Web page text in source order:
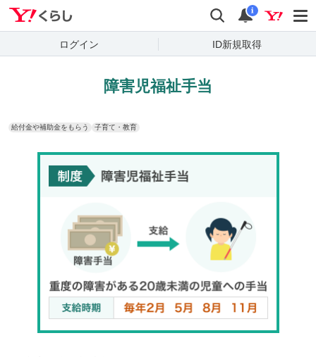
検索 通知
i
ログイン ID新規取得
障害児福祉手当
給付金や補助金をもらう 子育て・教育